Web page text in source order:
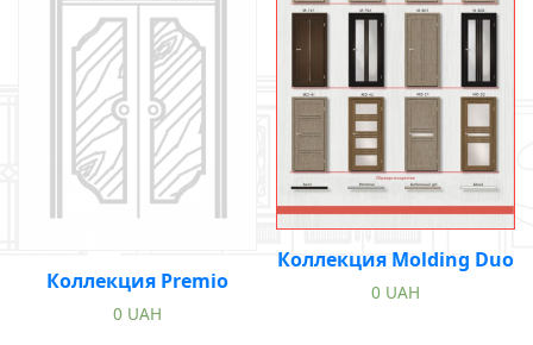
Коллекция Premio
0 UAH
Коллекция Molding Duo
0 UAH